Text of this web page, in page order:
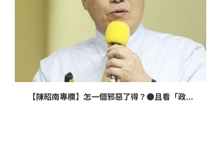
【陳昭南專欄】怎一個邪惡了得？●且看「政...